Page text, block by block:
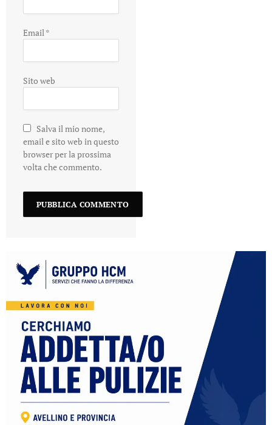
Email*
Sito web
Salva il mio nome,
email e sito web in questo
browser per la prossima
volta che commento.